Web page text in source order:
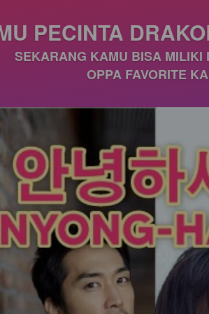
PECINTA
SEKARANG KAMU BISA MILIKI
OPPA FAVORITE